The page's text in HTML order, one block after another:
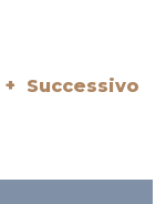
+ Successivo